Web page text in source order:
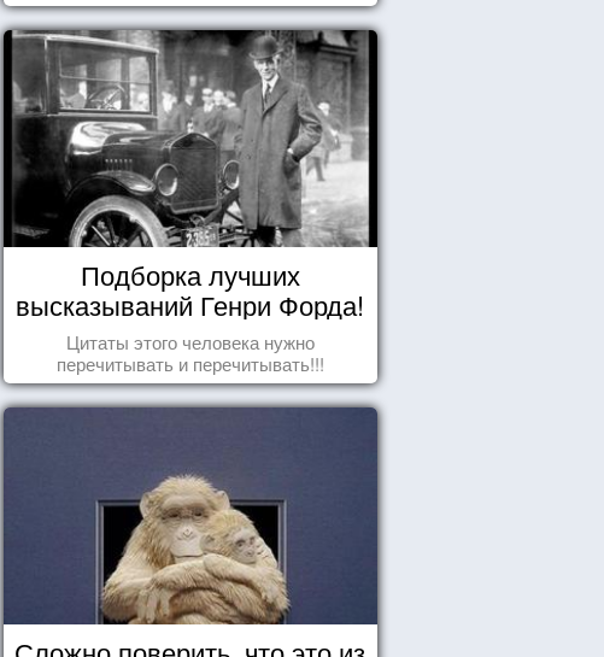
Подборка лучших
высказываний Генри Форда!
Цитаты этого человека нужно
перечитывать и перечитывать!!!